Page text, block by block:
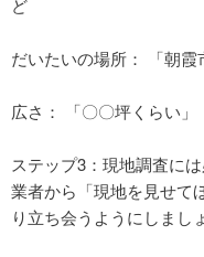
ど
だいたいの場所： 「朝霞
広さ： 「〇〇坪くらい」
ステップ3：現地調査に
業者から「現地を見せて
り立ち会うようにしまし